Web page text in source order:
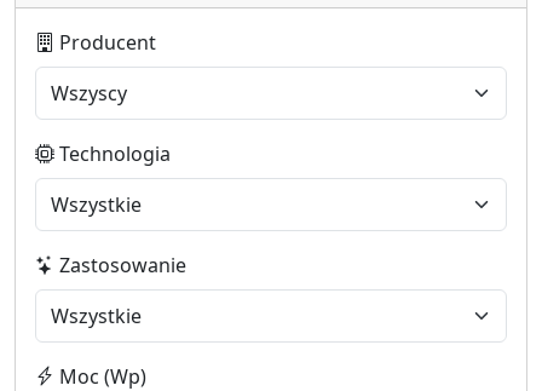
Producent
Technologia
Zastosowanie
Moc (Wp)